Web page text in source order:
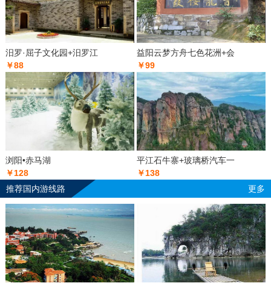
汨罗·屈子文化园+汨罗江
￥88
益阳云梦方舟七色花洲+会
￥99
浏阳•赤马湖
￥128
平江石牛寨+玻璃桥汽车一
￥138
推荐国内游线路
更多